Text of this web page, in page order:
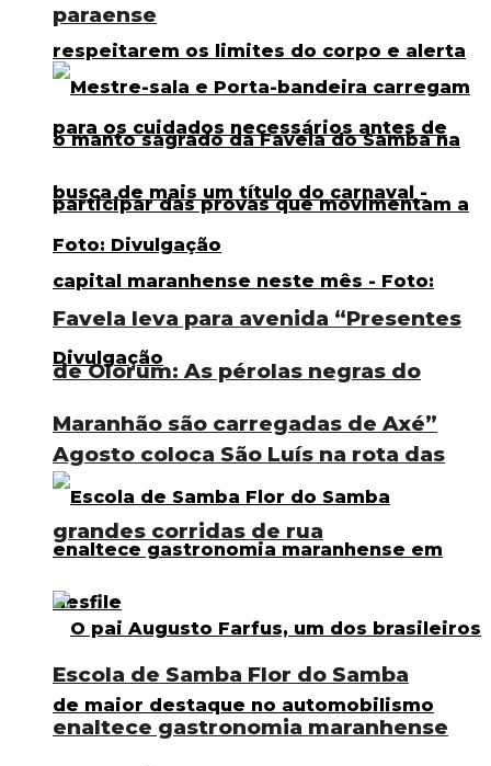
paraense
Favela leva para avenida “Presentes
de Olorum: As pérolas negras do
Maranhão são carregadas de Axé”
Escola de Samba Flor do Samba
enaltece gastronomia maranhense
Agosto coloca São Luís na rota das
grandes corridas de rua